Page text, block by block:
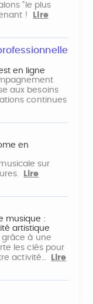
"le plus
!
Lire
en ligne
aux besoins
continues
en
sur
Lire
musique :
artistique
à une
les clés pour
activité…
Lire